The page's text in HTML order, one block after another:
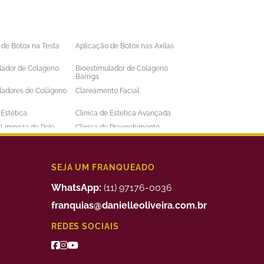
Botox na Testa
Aplicação de Botox nas Axilas
de Colageno
Bioestimulador de Colageno
Barriga
de Colágeno
Clareamento Facial
Clinica de Estetica Avançada
de Pele
Clinica de Preenchimento
Labial
Depilação a Laser Masculina
Preenchimento Facial Valor
Tratamento da Alopecia
de Bigode Chines
Tratamento de Celulite nas
SEJA UM FRANQUEADO
WhatsApp: (11) 97176-0036
franquias@danielleoliveira.com.br
REDES SOCIAIS